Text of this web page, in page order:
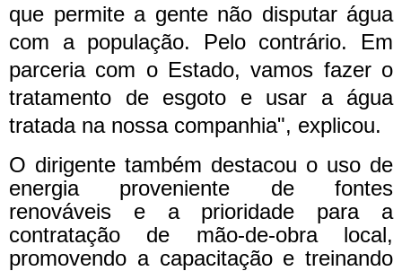
que permite a gente não disputar água
com a população. Pelo contrário. Em
parceria com o Estado, vamos fazer o
tratamento de esgoto e usar a água
tratada na nossa companhia", explicou.
O dirigente também destacou o uso de
energia proveniente de fontes
renováveis e a prioridade para a
contratação de mão-de-obra local,
promovendo a capacitação e treinando